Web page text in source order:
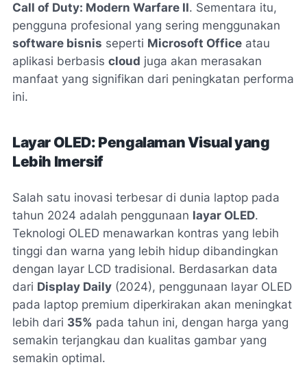
Call of Duty: Modern Warfare II. Sementara itu,
pengguna profesional yang sering menggunakan
software bisnis seperti Microsoft Office atau
aplikasi berbasis cloud juga akan merasakan
manfaat yang signifikan dari peningkatan performa
ini.
Layar OLED: Pengalaman Visual yang
Lebih Imersif
Salah satu inovasi terbesar di dunia laptop pada
tahun 2024 adalah penggunaan layar OLED.
Teknologi OLED menawarkan kontras yang lebih
tinggi dan warna yang lebih hidup dibandingkan
dengan layar LCD tradisional. Berdasarkan data
dari Display Daily (2024), penggunaan layar OLED
pada laptop premium diperkirakan akan meningkat
lebih dari 35% pada tahun ini, dengan harga yang
semakin terjangkau dan kualitas gambar yang
semakin optimal.